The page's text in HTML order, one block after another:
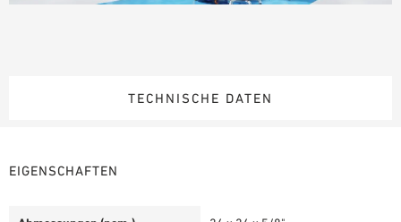
TECHNISCHE DATEN
EIGENSCHAFTEN